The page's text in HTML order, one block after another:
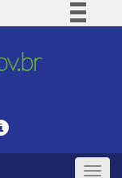
BR
Toggle